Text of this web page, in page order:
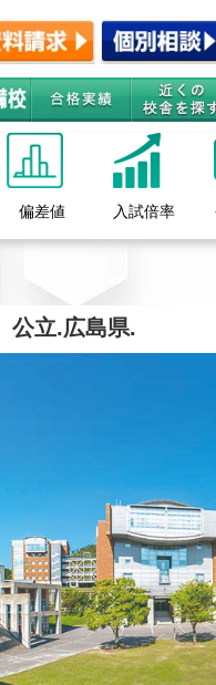
偏差値 入試倍率
公立.広島県.